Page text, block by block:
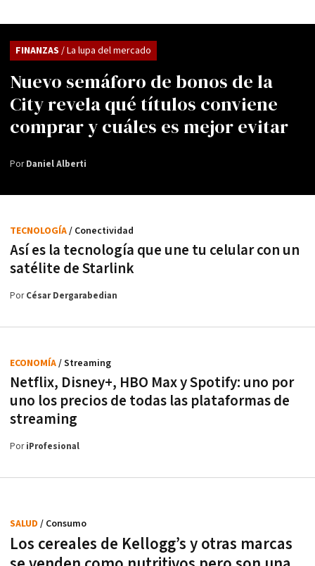
Nuevo semáforo de bonos de la
City revela qué títulos conviene
comprar y cuáles es mejor evitar
FINANZAS / La lupa del mercado
PorDaniel Alberti
Así es la tecnología que une tu celular con un
satélite de Starlink
TECNOLOGÍA/ Conectividad
PorCésar Dergarabedian
Netflix, Disney+, HBO Max y Spotify: uno por
uno los precios de todas las plataformas de
streaming
ECONOMÍA/ Streaming
PoriProfesional
Los cereales de Kellogg’s y otras marcas
SALUD / Consumo